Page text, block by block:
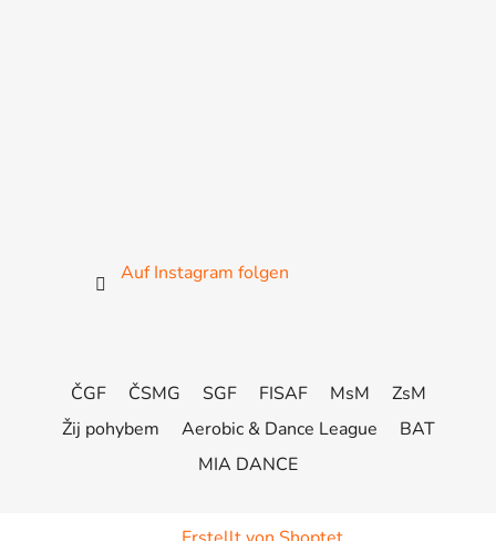
Auf Instagram folgen
ČGF ČSMG SGF FISAF MsM
ZsM
Žij pohybem
Aerobic & Dance League
BAT
MIA DANCE